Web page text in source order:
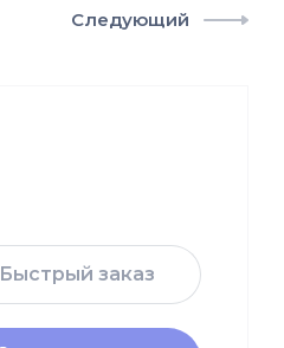
Следующий
Быстрый заказ